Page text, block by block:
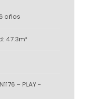
años
47.3m²
– PLAY -